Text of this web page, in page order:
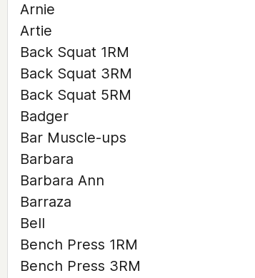
Arnie
Artie
Back Squat 1RM
Back Squat 3RM
Back Squat 5RM
Badger
Bar Muscle-ups
Barbara
Barbara Ann
Barraza
Bell
Bench Press 1RM
Bench Press 3RM